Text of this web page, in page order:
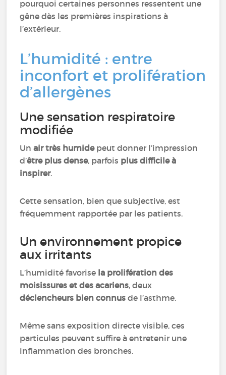
pourquoi certaines personnes ressentent une
gêne dès les premières inspirations à
l’extérieur.
L’humidité : entre
inconfort et prolifération
d’allergènes
Une sensation respiratoire
modifiée
Unair très humidepeut donner l’impression
d’être plus dense, parfois plus difficile à
inspirer.
Cette sensation, bien que subjective, est
fréquemment rapportée par les patients.
Un environnement propice
aux irritants
L’humidité favorise la prolifération des
moisissures et des acariens, deux
déclencheurs bien connus de l’asthme.
Même sans exposition directe visible, ces
particules peuvent suffire à entretenir une
inflammation des bronches.